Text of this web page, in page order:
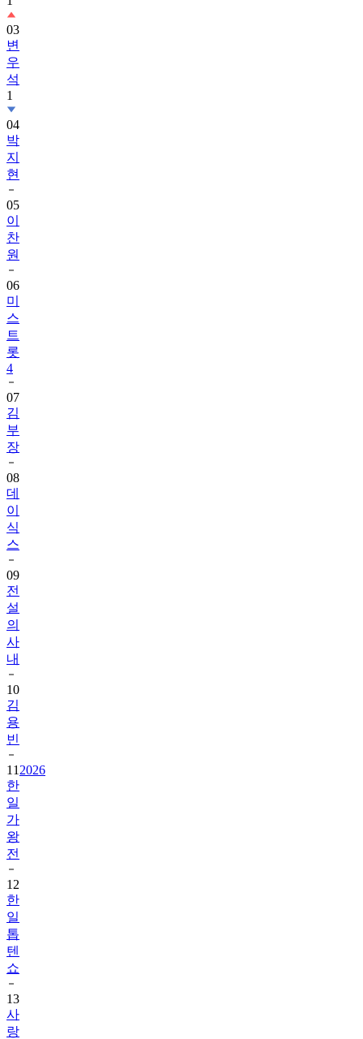
03
변
우
석
1
04
박
지
현
05
이
찬
원
06
미
스
트
롯
4
07
김
부
장
08
데
이
식
스
09
전
설
의
사
내
10
김
용
빈
11 2026
한
일
가
왕
전
12
한
일
톱
텐
쇼
13
사
랑